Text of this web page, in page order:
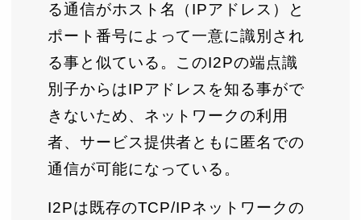
る通信がホスト名（IPアドレス）と
ポート番号によって一意に識別され
る事と似ている。このI2Pの端点識
別子からはIPアドレスを知る事がで
きないため、ネットワークの利用
者、サービス提供者ともに匿名での
通信が可能になっている。
I2Pは既存のTCP/IPネットワークの